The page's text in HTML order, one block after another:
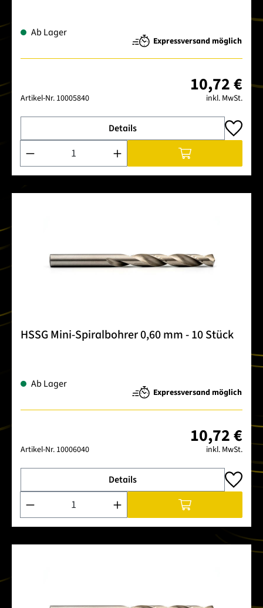
Ab Lager
Expressversand möglich
Artikel-Nr. 10005840
10,72 €
inkl. MwSt.
Details
Produkt Anzahl: Gib den gewünschten Wert ein oder
HSSG Mini-Spiralbohrer 0,60 mm - 10 Stück
Ab Lager
Expressversand möglich
Artikel-Nr. 10006040
10,72 €
inkl. MwSt.
Details
Produkt Anzahl: Gib den gewünschten Wert ein oder